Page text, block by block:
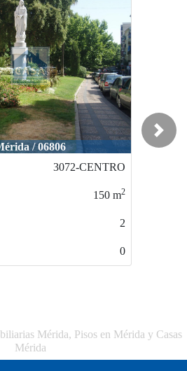
/ 06806
3072-CENTRO
150 m2
2
0
Mérida / 06806
4039-
Next
Mérida, Pisos en Mérida y Casas
Mérida